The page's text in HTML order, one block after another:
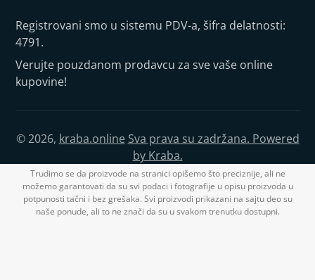
Registrovani smo u sistemu PDV-a, šifra delatnosti:
4791.
Verujte pouzdanom prodavcu za sve vaše online
kupovine!
© 2026, kraba.online Sva prava su zadržana. Powered
by Kraba.
Trudimo se da proizvode na stranici opišemo što preciznije, ali ne
možemo garantovati da su svi podaci i fotografije u opisu proizvoda u
potpunosti tačni i bez grešaka. Svi proizvodi prikazani na sajtu deo su
naše ponude, ali to ne znači da su u svakom trenutku dostupni.